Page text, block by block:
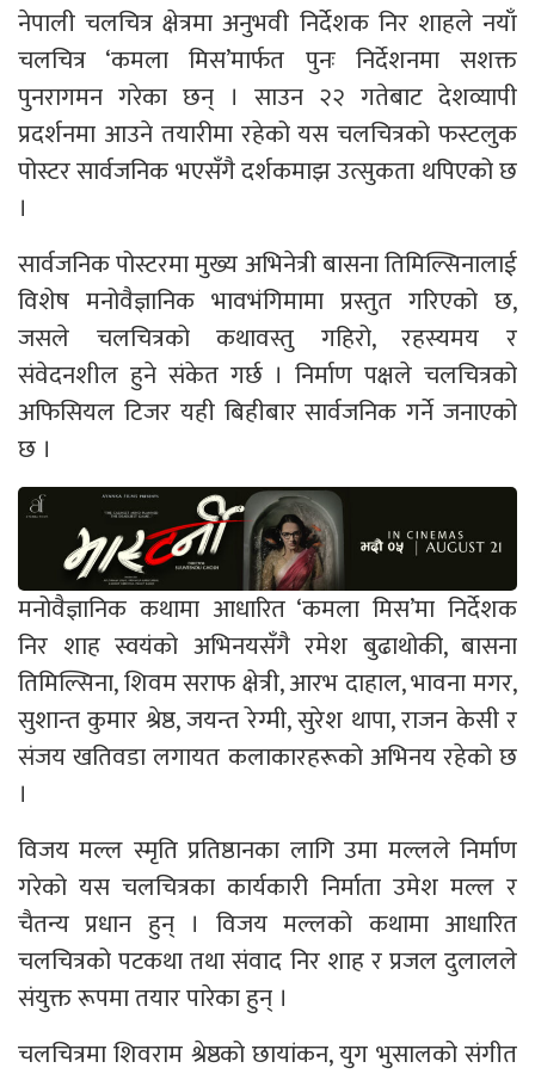
नेपाली चलचित्र क्षेत्रमा अनुभवी निर्देशक निर शाहले नयाँ
चलचित्र ‘कमला मिस’मार्फत पुनः निर्देशनमा सशक्त
पुनरागमन गरेका छन् । साउन २२ गतेबाट देशव्यापी
प्रदर्शनमा आउने तयारीमा रहेको यस चलचित्रको फस्टलुक
पोस्टर सार्वजनिक भएसँगै दर्शकमाझ उत्सुकता थपिएको छ
।
सार्वजनिक पोस्टरमा मुख्य अभिनेत्री बासना तिमिल्सिनालाई
विशेष मनोवैज्ञानिक भावभंगिमामा प्रस्तुत गरिएको छ,
जसले चलचित्रको कथावस्तु गहिरो, रहस्यमय र
संवेदनशील हुने संकेत गर्छ । निर्माण पक्षले चलचित्रको
अफिसियल टिजर यही बिहीबार सार्वजनिक गर्ने जनाएको
छ ।
मनोवैज्ञानिक कथामा आधारित ‘कमला मिस’मा निर्देशक
निर शाह स्वयंको अभिनयसँगै रमेश बुढाथोकी, बासना
तिमिल्सिना, शिवम सराफ क्षेत्री, आरभ दाहाल, भावना मगर,
सुशान्त कुमार श्रेष्ठ, जयन्त रेग्मी, सुरेश थापा, राजन केसी र
संजय खतिवडा लगायत कलाकारहरूको अभिनय रहेको छ
।
विजय मल्ल स्मृति प्रतिष्ठानका लागि उमा मल्लले निर्माण
गरेको यस चलचित्रका कार्यकारी निर्माता उमेश मल्ल र
चैतन्य प्रधान हुन् । विजय मल्लको कथामा आधारित
चलचित्रको पटकथा तथा संवाद निर शाह र प्रजल दुलालले
संयुक्त रूपमा तयार पारेका हुन् ।
चलचित्रमा शिवराम श्रेष्ठको छायांकन, युग भुसालको संगीत